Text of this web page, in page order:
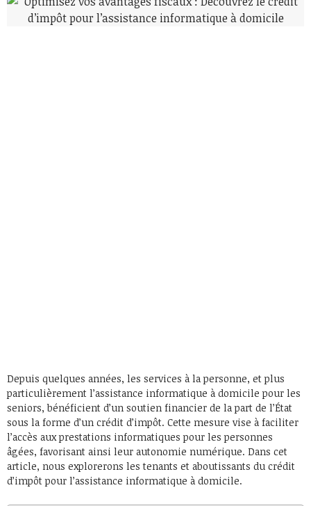
Depuis quelques années, les services à la personne, et plus
particulièrement l’assistance informatique à domicile pour les
seniors, bénéficient d’un soutien financier de la part de l’État
sous la forme d’un crédit d’impôt. Cette mesure vise à faciliter
l’accès aux prestations informatiques pour les personnes
âgées, favorisant ainsi leur autonomie numérique. Dans cet
article, nous explorerons les tenants et aboutissants du crédit
d’impôt pour l’assistance informatique à domicile.